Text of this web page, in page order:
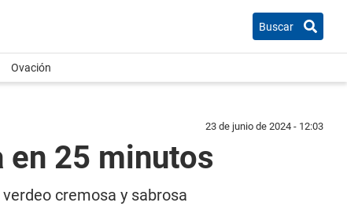
Buscar
Ovación
23 de junio de 2024 - 12:03
25 minutos
cremosa y sabrosa